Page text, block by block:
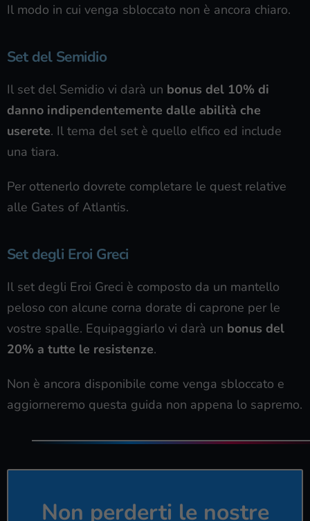
Il modo in cui venga sbloccato non è ancora chiaro.
Set del Semidio
Il set del Semidio vi darà un bonus del 10% di
danno indipendentemente dalle abilità che
userete. Il tema del set è quello elfico ed include
una tiara.
Per ottenerlo dovrete completare le quest relative
alle Gates of Atlantis.
Set degli Eroi Greci
Il set degli Eroi Greci è composto da un mantello
peloso con alcune corna dorate di caprone per le
vostre spalle. Equipaggiarlo vi darà un bonus del
20% a tutte le resistenze.
Non è ancora disponibile come venga sbloccato e
aggiorneremo questa guida non appena lo sapremo.
Non perderti le nostre